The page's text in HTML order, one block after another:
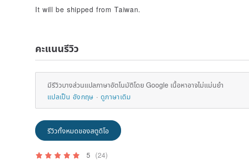
It will be shipped from Taiwan.
คะแนนรีวิว
มีรีวิวบางส่วนแปลภาษาอัตโนมัติโดย Google เนื้อหาอาจไม่แม่นยำ
แปลเป็น อังกฤษ
ดูภาษาเดิม
รีวิวทั้งหมดของสตูดิโอ
5 (24)